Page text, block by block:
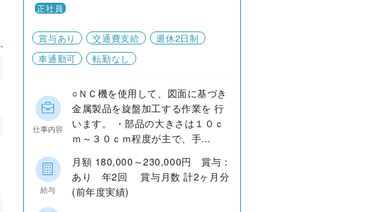
正社員
賞与あり 交通費支給
週休2日制
車通勤可
転勤なし
仕事内容
○ＮＣ機を使用して、図面に基づき
金属製品を旋盤加工する作業を 行
います。 ・部品の大きさは１０ｃ
ｍ～３０ｃｍ程度が主で、手...
給与
月額 180,000～230,000円 賞与：
あり 年2回 賞与月数 計2ヶ月分
(前年度実績)